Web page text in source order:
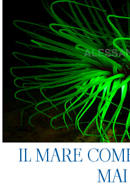
IL MARE
MAI